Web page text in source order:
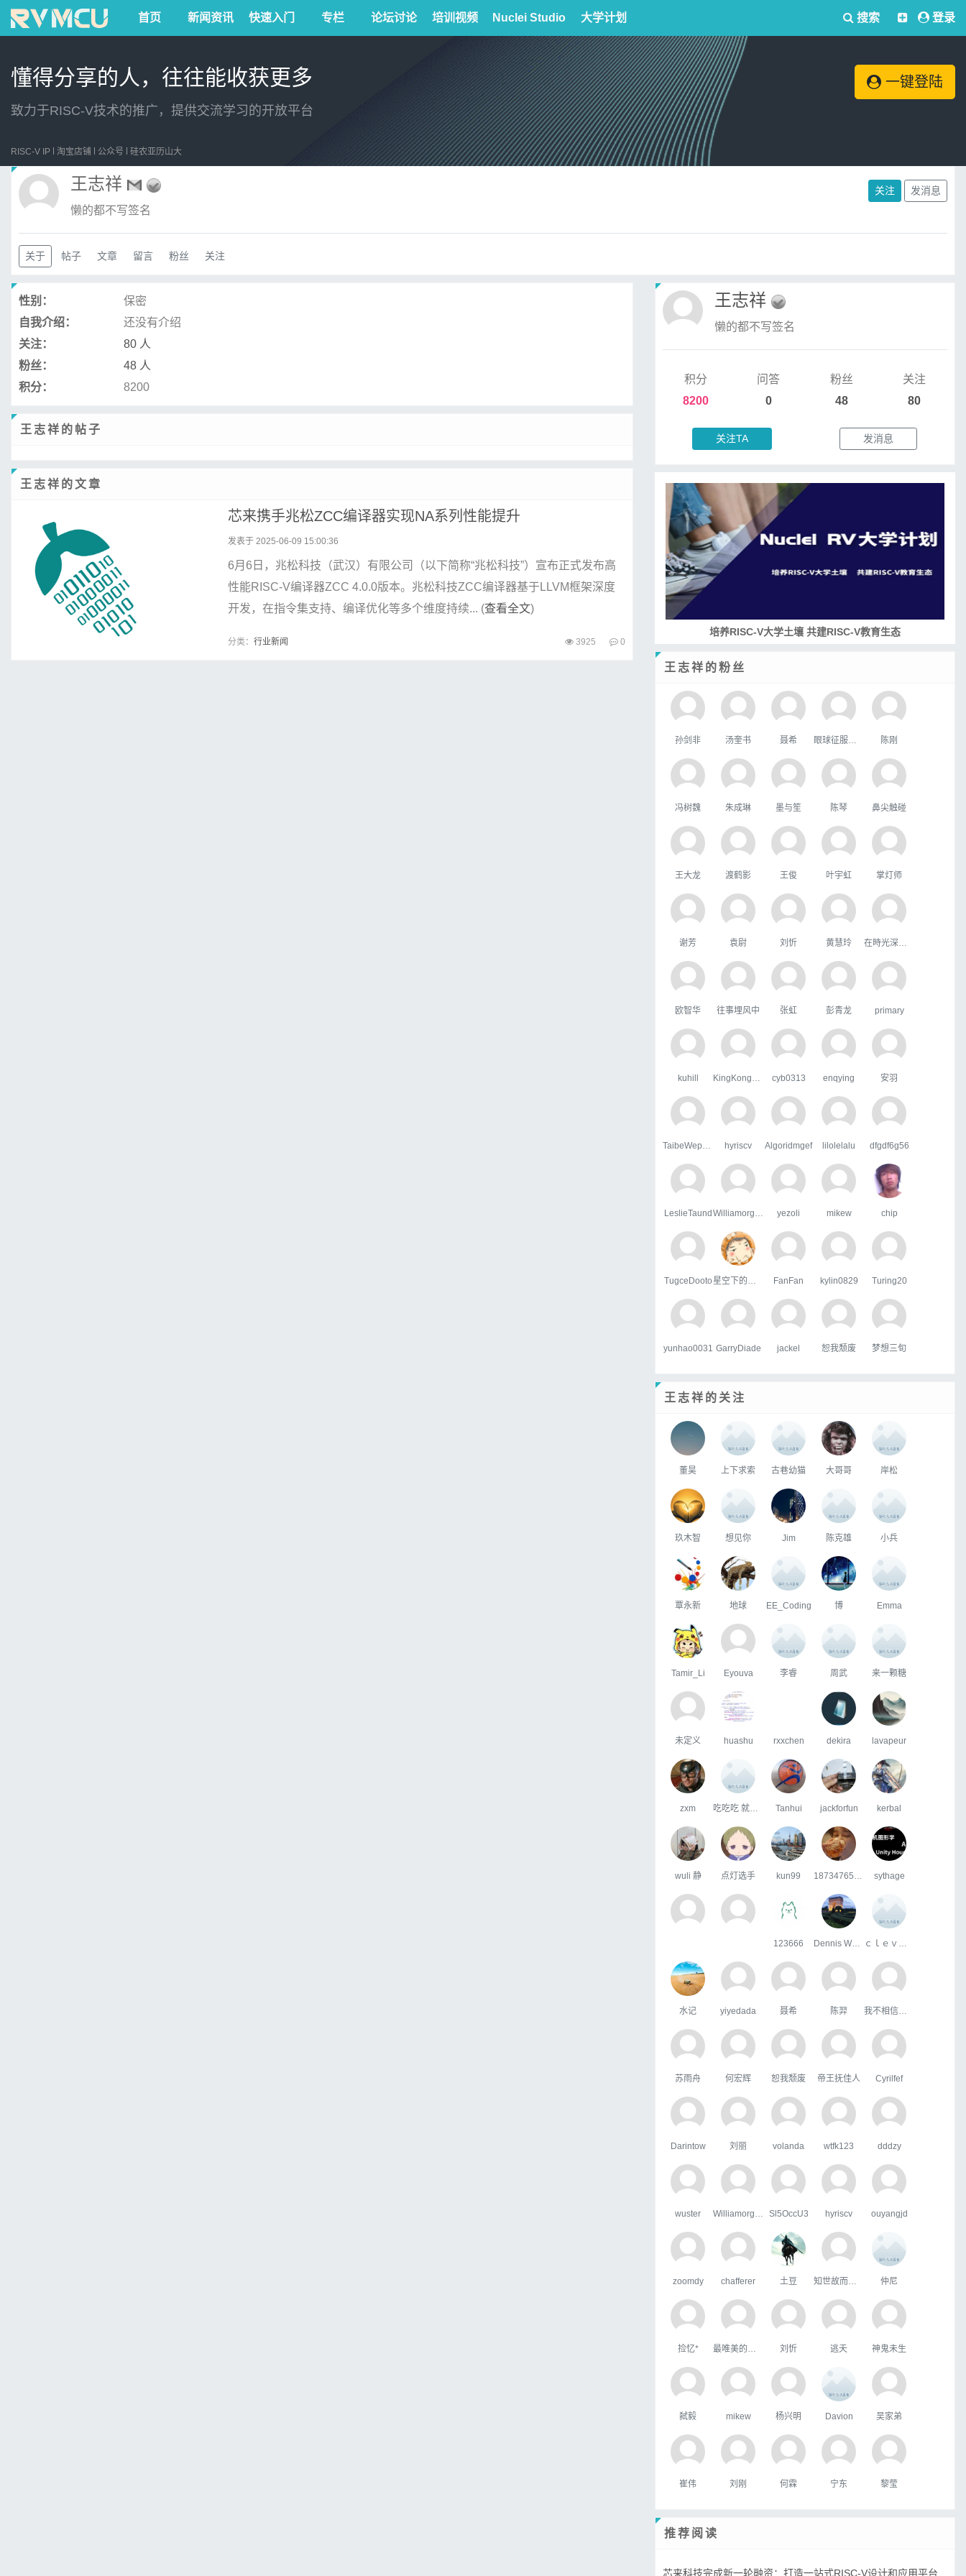
首页 新闻资讯 快速入门 专栏 论坛讨论 培训视频 Nuclei Studio 大学计划 搜索 登录
懂得分享的人，往往能收获更多
致力于RISC-V技术的推广，提供交流学习的开放平台
一键登陆
RISC-V IP 淘宝店铺 公众号 硅农亚历山大
王志祥
懒的都不写签名
关注 发消息
关于 帖子 文章 留言 粉丝 关注
性别：
保密
自我介绍：
还没有介绍
关注：
80 人
粉丝：
48 人
积分：
8200
王志祥的帖子
王志祥的文章
芯来携手兆松ZCC编译器实现NA系列性能提升
发表于 2025-06-09 15:00:36
6月6日，兆松科技（武汉）有限公司（以下简称“兆松科技”）宣布正式发布高
性能RISC-V编译器ZCC 4.0.0版本。兆松科技ZCC编译器基于LLVM框架深度
开发，在指令集支持、编译优化等多个维度持续... (查看全文)
分类：行业新闻 3925 0
王志祥
懒的都不写签名
积分
8200
问答
0
粉丝
48
关注
80
关注TA 发消息
培养RISC-V大学土壤 共建RISC-V教育生态
王志祥的粉丝
孙剑非 汤奎书 聂希 陈刚
冯树魏 朱成琳 墨与笙 陈琴 鼻尖触碰
王大龙 渡鹤影 王俊 叶宇虹 掌灯师
谢芳 袁尉 刘忻 黄慧玲
欧智华 往事埋风中 张虹 彭青龙 primary
kuhill cyb0313 enqying 安羽
hyriscv Algoridmgef lilolelalu dfgdf6g56
LeslieTaund yezoli mikew chip
TugceDooto FanFan kylin0829 Turing20
yunhao0031 GarryDiade jackel 恕我颓废 梦想三旬
王志祥的关注
董昊 上下求索 古巷幼猫 大哥哥 岸松
玖木智 想见你 Jim 陈克雄 小兵
覃永新 地球 EE_Coding 博 Emma
Tamir_Li Eyouva 李睿 周武 来一颗糖
未定义 huashu rxxchen dekira lavapeur
zxm Tanhui jackforfun kerbal
wuli 静 点灯选手 kun99 sythage
123666
水记 yiyedada 聂希 陈羿
苏雨舟 何宏辉 恕我颓废 帝王抚佳人 Cyrilfef
Darintow 刘丽 volanda wtfk123 dddzy
wuster Sl5OccU3 hyriscv ouyangjd
zoomdy chafferer 土豆 仲尼
捡忆* 刘忻 逃夭 神鬼未生
弑毅 mikew 杨兴明 Davion 吴家弟
崔伟 刘刚 何霖 宁东 黎莹
推荐阅读
芯来科技完成新一轮融资：打造一站式RISC-V设计和应用平台